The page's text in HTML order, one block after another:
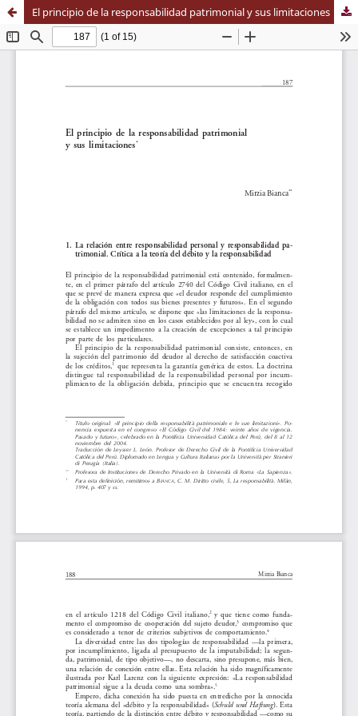
El principio de la responsabilidad patrimonial y sus limitaciones